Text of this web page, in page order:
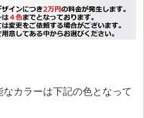
カラーは下記の色となって